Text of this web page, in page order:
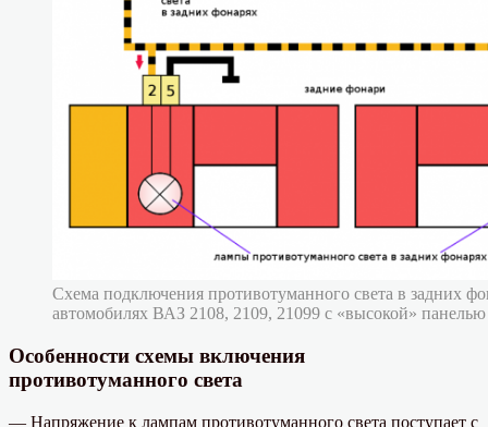
Схема подключения противотуманного света в задних
автомобилях ВАЗ 2108, 2109, 21099 с «высокой»
Особенности схемы включения
противотуманного света
— Напряжение к лампам противотуманного света поступает с